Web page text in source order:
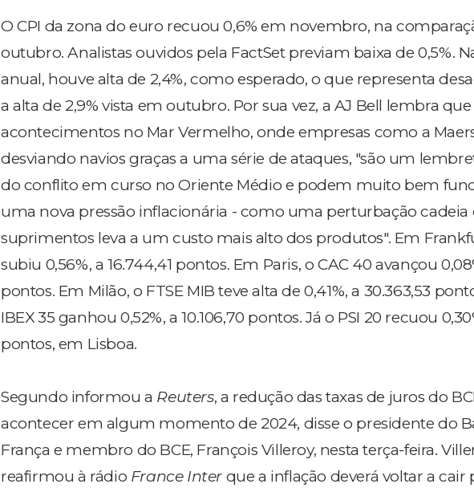
O CPI da zona do euro recuou 0,6% em novembro, na
outubro. Analistas ouvidos pela FactSet previam baixa de 0,5%.
anual, houve alta de 2,4%, como esperado, o que representa
a alta de 2,9% vista em outubro. Por sua vez, a AJ Bell lembra que
acontecimentos no Mar Vermelho, onde empresas como a
desviando navios graças a uma série de ataques, "são um
do conflito em curso no Oriente Médio e podem muito bem
uma nova pressão inflacionária - como uma perturbação cadeia
suprimentos leva a um custo mais alto dos produtos". Em
subiu 0,56%, a 16.744,41 pontos. Em Paris, o CAC 40 avançou
pontos. Em Milão, o FTSE MIB teve alta de 0,41%, a 30.363,53
IBEX 35 ganhou 0,52%, a 10.106,70 pontos. Já o PSI 20 recuou
pontos, em Lisboa.
Segundo informou a Reuters, a redução das taxas de juros do
acontecer em algum momento de 2024, disse o presidente do
França e membro do BCE, François Villeroy, nesta terça-feira.
reafirmou à rádio France Inter que a inflação deverá voltar a cair